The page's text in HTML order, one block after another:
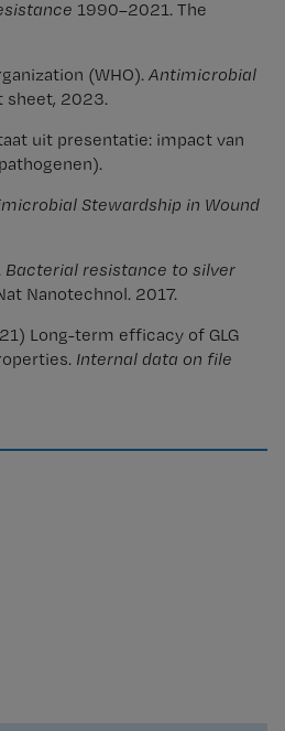
1990–2021. The
(WHO). Antimicrobial
sheet, 2023.
uit presentatie: impact van
Stewardship in Wound
Bacterial resistance to silver
Nanotechnol. 2017.
Long-term efficacy of GLG
Internal data on file